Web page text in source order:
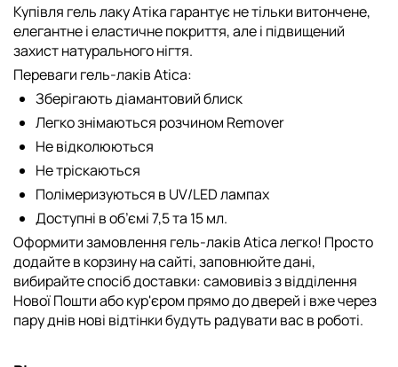
Купівля гель лаку Атіка гарантує не тільки витончене,
елегантне і еластичне покриття, але і підвищений
захист натурального нігтя.
Переваги гель-лаків Atica:
Зберігають діамантовий блиск
Легко знімаються розчином Remover
Не відколюються
Не тріскаються
Полімеризуються в UV/LED лампах
Доступні в об’ємі 7,5 та 15 мл.
Оформити замовлення гель-лаків Atica легко! Просто
додайте в корзину на сайті, заповнюйте дані,
вибирайте спосіб доставки: самовивіз з відділення
Нової Пошти або кур'єром прямо до дверей і вже через
пару днів нові відтінки будуть радувати вас в роботі.